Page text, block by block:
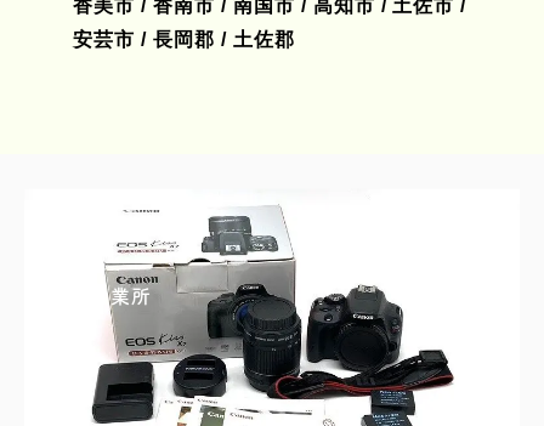
香美市 / 香南市 / 南国市 / 高知市 / 土佐市 /
安芸市 / 長岡郡 / 土佐郡
買取実績一覧
四国営業所